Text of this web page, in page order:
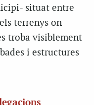
situat entre
terrenys on
troba visiblement
i estructures